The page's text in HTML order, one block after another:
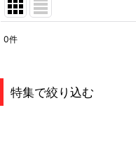
並び順:
0件
特集で絞り込む